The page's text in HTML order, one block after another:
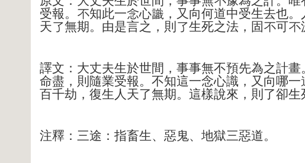
受報。不知此一念心識，又向何道中受生去也
天了無期。由是言之，則了生死之法，固不可
譯文：大丈夫生於世間，事事無不預先為之計
命盡，則隨業受報。不知這一念心識，又向哪
百千劫，復生人天了無期。這樣說來，則了卻生
注釋：三途：指畜生、惡鬼、地獄三惡道。